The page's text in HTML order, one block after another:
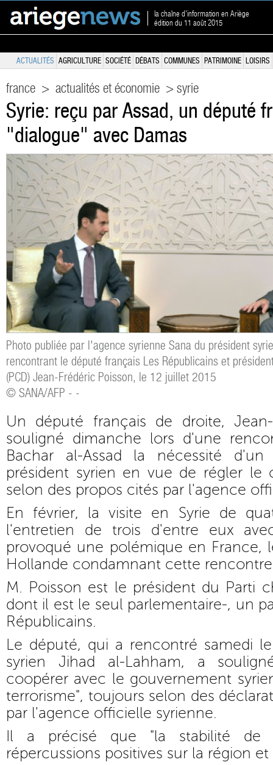
la chaîne d'information en Ariège
édition du 11 août 2015
ACTUALITÉS AGRICULTURE SOCIÉTÉ DÉBATS COMMUNES PATRIMOINE LOISIRS
france > actualités et économie > syrie
Syrie: reçu par Assad, un député
"dialogue" avec Damas
Photo publiée par l'agence syrienne Sana du président
rencontrant le député français Les Républicains et
(PCD) Jean-Frédéric Poisson, le 12 juillet 2015
© SANA/AFP - -
Un député français de droite,
souligné dimanche lors d'une
Bachar al-Assad la nécessité
président syrien en vue de régler le
selon des propos cités par l'agence
En février, la visite en Syrie de
l'entretien de trois d'entre eux
provoqué une polémique en France,
Hollande condamnant cette
M. Poisson est le président du Parti
dont il est le seul parlementaire-, un
Républicains.
Le député, qui a rencontré samedi
syrien Jihad al-Lahham, a
coopérer avec le gouvernement
terrorisme", toujours selon des
par l'agence officielle syrienne.
Il a précisé que "la stabilité de
répercussions positives sur la région et